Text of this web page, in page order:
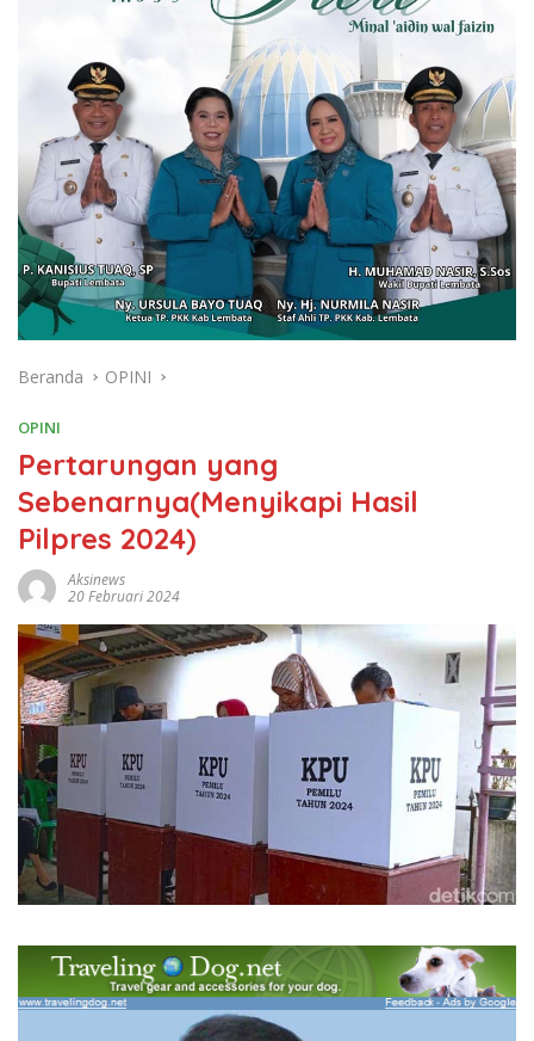
Beranda OPINI
OPINI
Pertarungan yang
Sebenarnya(Menyikapi Hasil
Pilpres 2024)
Aksinews
20 Februari 2024